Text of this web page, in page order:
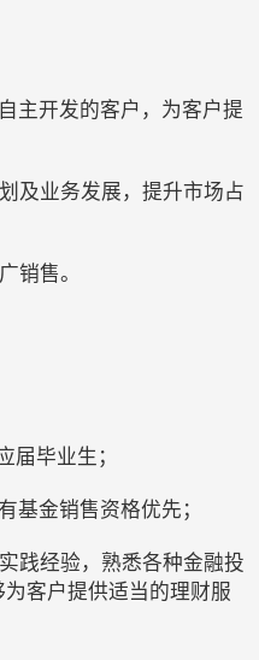
主开发的客户，为客户提
及业务发展，提升市场占
销售。
届毕业生；
基金销售资格优先；
践经验，熟悉各种金融投
客户提供适当的理财服